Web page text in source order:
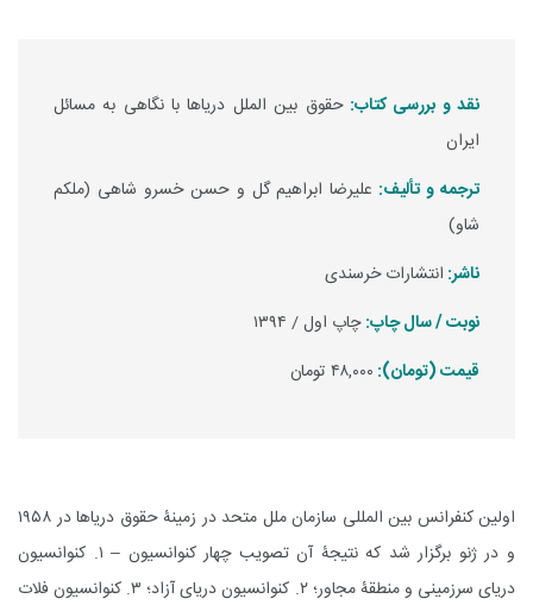
نقد و بررسی کتاب: حقوق بین الملل دریاها با نگاهی به مسائل
ایران
ترجمه و تألیف: علیرضا ابراهیم گل و حسن خسرو شاهی (ملکم
شاو)
ناشر: انتشارات خرسندی
نوبت / سال چاپ:چاپ اول / ۱۳۹۴
قیمت (تومان): ۴۸,۰۰۰ تومان
اولین کنفرانس بین المللی سازمان ملل متحد در زمینۀ حقوق دریاها در ۱۹۵۸
و در ژنو برگزار شد که نتیجۀ آن تصویب چهار کنوانسیون – ۱. کنوانسیون
دریای سرزمینی و منطقۀ مجاور؛ ۲. کنوانسیون دریای آزاد؛ ۳. کنوانسیون فلات